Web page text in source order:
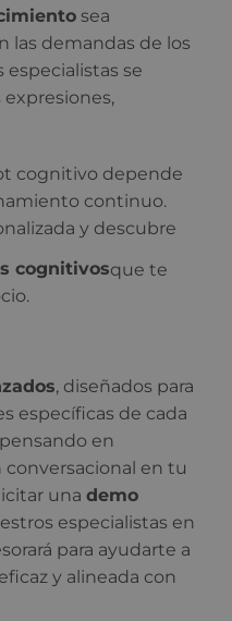
sea
las demandas de los
especialistas se
cognitivo depende
continuo.
y descubre
cognitivosque te
, diseñados para
específicas de cada
en
en tu
una demo
especialistas en
para ayudarte a
y alineada con